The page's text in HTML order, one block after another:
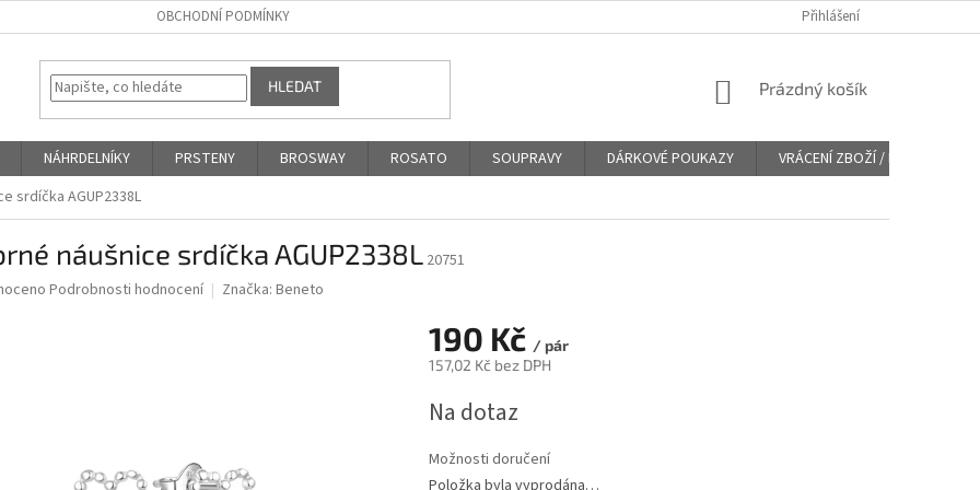
OBCHODNÍ PODMÍNKY Přihlášení
HLEDAT
NÁKUPNÍ
Prázdný košík
NÁHRDELNÍKY PRSTENY BROSWAY ROSATO SOUPRAVY DÁRKOVÉ POUKAZY
VRÁCENÍ ZBOŽÍ / REKLAMACE
srdíčka AGUP2338L
náušnice srdíčka AGUP2338L 20751
Podrobnosti hodnocení Značka: Beneto
190 Kč / pár
157,02 Kč bez DPH
cena:
Na dotaz
Možnosti doručení